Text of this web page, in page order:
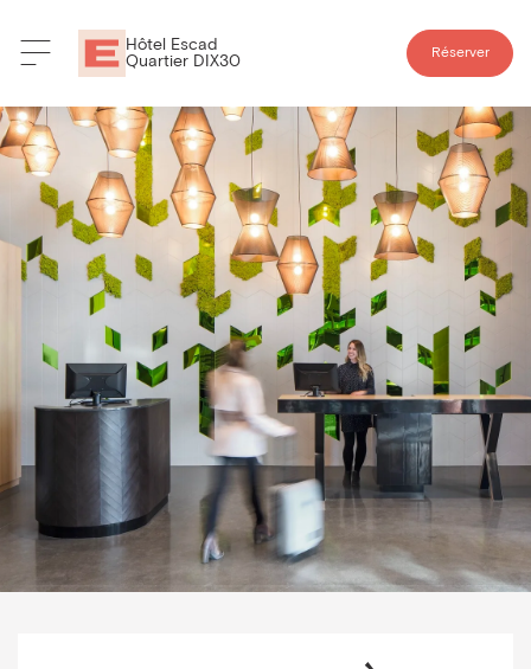
Hôtel Escad
Quartier DIX30
Réserver